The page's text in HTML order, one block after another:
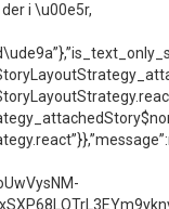
i \u00e5r,